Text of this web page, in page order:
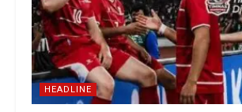
HEADLINE